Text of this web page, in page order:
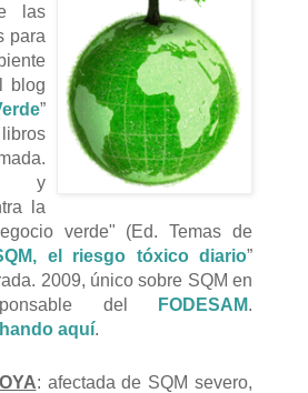
las
para
blog
”
y
la
verde" (Ed. Temas de
el riesgo tóxico diario”
2009, único sobre SQM en
del
FODESAM.
aquí.
: afectada de SQM severo,